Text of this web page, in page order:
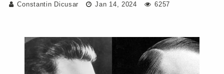
Constantin Dicusar Jan 14, 2024 6257